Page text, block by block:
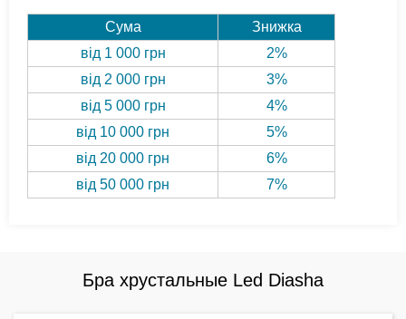
Сума
Знижка
від 1 000 грн
2%
від 2 000 грн
3%
від 5 000 грн
4%
від 10 000 грн
5%
від 20 000 грн
6%
від 50 000 грн
7%
Бра хрустальные Led Diasha